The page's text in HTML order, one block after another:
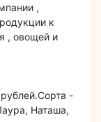
,
к
, овощей и
-
Наташа,